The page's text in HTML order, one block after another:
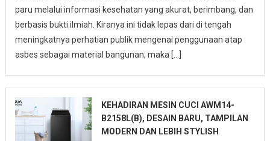
paru melalui informasi kesehatan yang akurat, berimbang, dan
berbasis bukti ilmiah. Kiranya ini tidak lepas dari di tengah
meningkatnya perhatian publik mengenai penggunaan atap
asbes sebagai material bangunan, maka […]
KEHADIRAN MESIN CUCI AWM14-
B2158L(B), DESAIN BARU, TAMPILAN
MODERN DAN LEBIH STYLISH